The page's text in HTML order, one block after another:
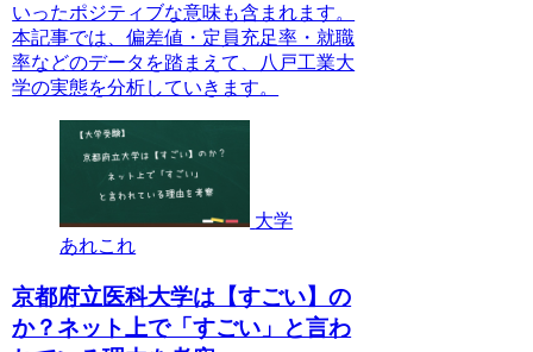
いったポジティブな意味も含まれます。
本記事では、偏差値・定員充足率・就職
率などのデータを踏まえて、八戸工業大
学の実態を分析していきます。
大学
あれこれ
京都府立医科大学は【すごい】の
か？ネット上で「すごい」と言わ